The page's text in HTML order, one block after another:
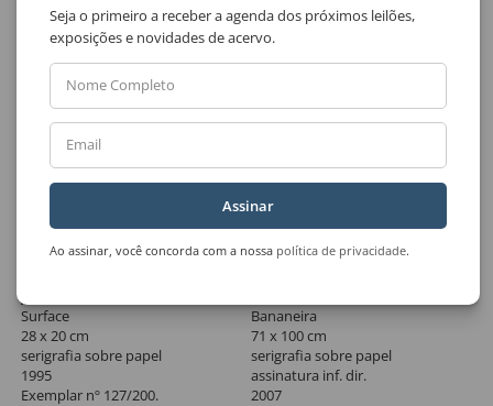
Surface
28 x 20 cm
serigrafia sobre papel
1995
Exemplar nº 127/200.
Bananeira
71 x 100 cm
serigrafia sobre papel
assinatura inf. dir.
2007
Seja o primeiro a receber a agenda dos próximos leilões,
exposições e novidades de acervo.
Nome Completo
Email
Assinar
Ao assinar, você concorda com a nossa política de privacidade.